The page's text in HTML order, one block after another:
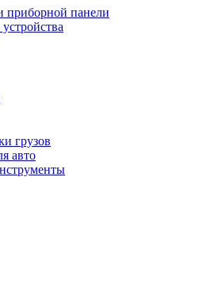
приборной панели
грузов
авто